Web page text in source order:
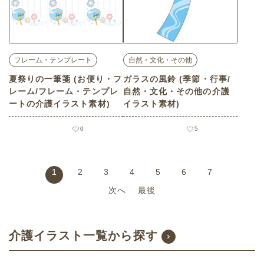
フレーム・テンプレート
夏祭りの一筆箋 (お便り・フ
レーム/フレーム・テンプレ
ートの介護イラスト素材)
0
自然・文化・その他
ガラスの風鈴 (季節・行事/
自然・文化・その他の介護
イラスト素材)
5
1 2 3 4 5 6
7
次へ
最後
介護イラスト一覧から探す